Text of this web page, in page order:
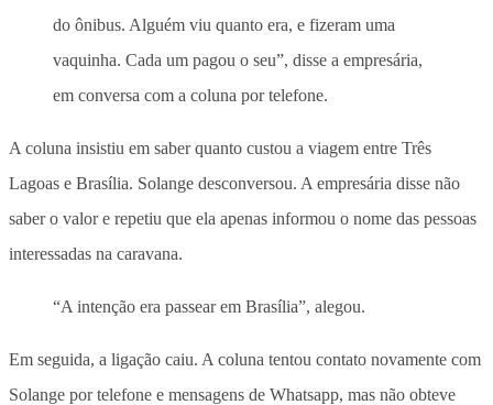
do ônibus. Alguém viu quanto era, e fizeram uma
vaquinha. Cada um pagou o seu”, disse a empresária,
em conversa com a coluna por telefone.
A coluna insistiu em saber quanto custou a viagem entre Três
Lagoas e Brasília. Solange desconversou. A empresária disse não
saber o valor e repetiu que ela apenas informou o nome das pessoas
interessadas na caravana.
“A intenção era passear em Brasília”, alegou.
Em seguida, a ligação caiu. A coluna tentou contato novamente com
Solange por telefone e mensagens de Whatsapp, mas não obteve